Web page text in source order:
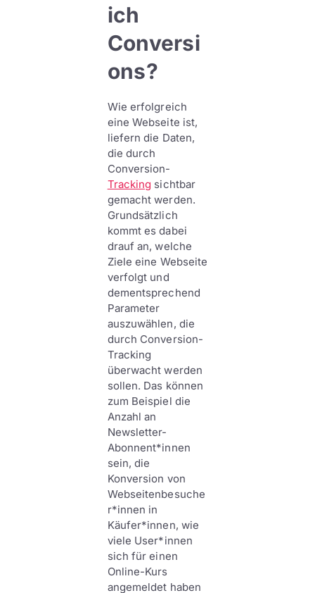
ich
Conversi
ons?
Wie erfolgreich
eine Webseite ist,
liefern die Daten,
die durch
Conversion-
Tracking sichtbar
gemacht werden.
Grundsätzlich
kommt es dabei
drauf an, welche
Ziele eine Webseite
verfolgt und
dementsprechend
Parameter
auszuwählen, die
durch Conversion-
Tracking
überwacht werden
sollen. Das können
zum Beispiel die
Anzahl an
Newsletter-
Abonnent*innen
sein, die
Konversion von
Webseitenbesuche
r*innen in
Käufer*innen, wie
viele User*innen
sich für einen
Online-Kurs
angemeldet haben